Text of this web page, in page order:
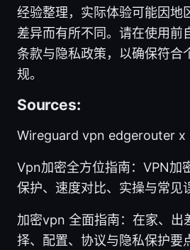
经验整理，实际体验可能因地
差异而有所不同。请在使用前
条款与隐私政策，以确保符合
规。
Sources:
Wireguard vpn edgerouter x
Vpn加密全方位指南：VPN加
保护、速度对比、实操与常见
加密vpn 全面指南：在家、出
择、配置、协议与隐私保护要